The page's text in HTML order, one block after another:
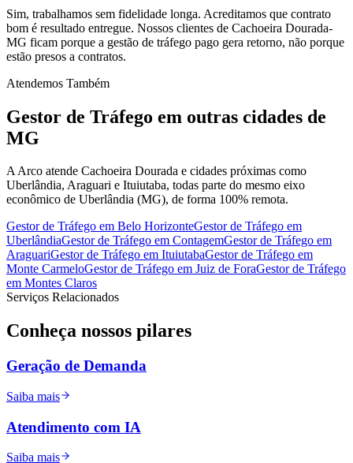
Sim, trabalhamos sem fidelidade longa. Acreditamos que contrato
bom é resultado entregue. Nossos clientes de Cachoeira Dourada-
MG ficam porque a gestão de tráfego pago gera retorno, não porque
estão presos a contratos.
Atendemos Também
Gestor de Tráfego em outras cidades de
MG
A Arco atende Cachoeira Dourada e cidades próximas como
Uberlândia, Araguari e Ituiutaba, todas parte do mesmo eixo
econômico de Uberlândia (MG), de forma 100% remota.
Gestor de Tráfego em Belo HorizonteGestor de Tráfego em
UberlândiaGestor de Tráfego em ContagemGestor de Tráfego em
AraguariGestor de Tráfego em ItuiutabaGestor de Tráfego em
Monte CarmeloGestor de Tráfego em Juiz de ForaGestor de Tráfego
em Montes Claros
Serviços Relacionados
Conheça nossos pilares
Geração de Demanda
Saiba mais
Atendimento com IA
Saiba mais